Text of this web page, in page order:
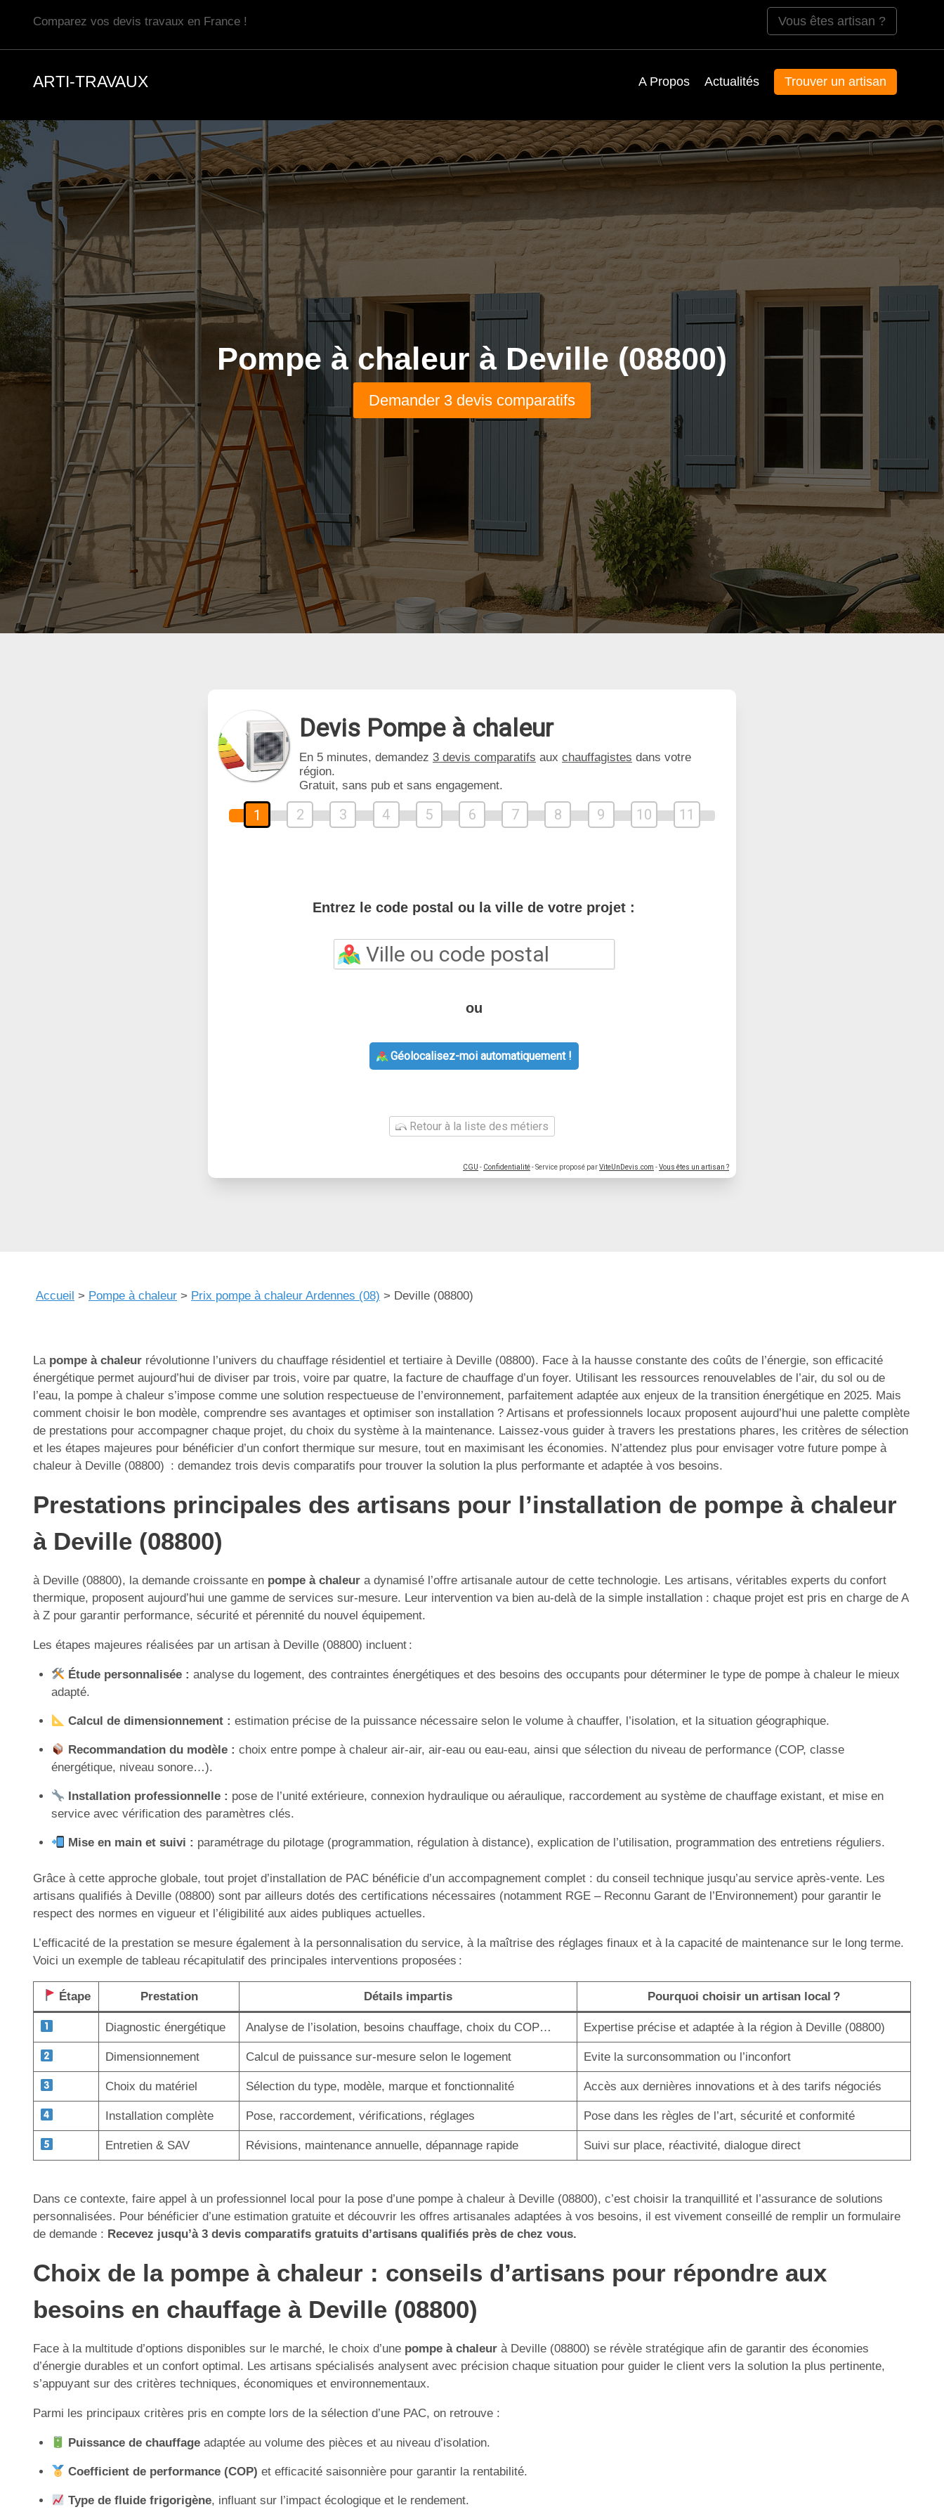
Comparez vos devis travaux en France ! Vous êtes artisan ?
ARTI-TRAVAUX A Propos Actualités Trouver un artisan
Pompe à chaleur à Deville (08800)
Demander 3 devis comparatifs
Devis Pompe à chaleur
En 5 minutes, demandez 3 devis comparatifs aux chauffagistes dans votre
région.
Gratuit, sans pub et sans engagement.
1 2 3 4 5 6 7 8 9 10 11
Entrez le code postal ou la ville de votre projet :
ou
Géolocalisez-moi automatiquement !
Retour à la liste des métiers
CGU - Confidentialité- Service proposé parViteUnDevis.com -Vous êtes un artisan ?
Accueil > Pompe à chaleur > Prix pompe à chaleur Ardennes (08) > Deville (08800)
La pompe à chaleur révolutionne l’univers du chauffage résidentiel et tertiaire à Deville (08800). Face à la hausse constante des coûts de l’énergie, son efficacité
énergétique permet aujourd’hui de diviser par trois, voire par quatre, la facture de chauffage d’un foyer. Utilisant les ressources renouvelables de l’air, du sol ou de
l’eau, la pompe à chaleur s’impose comme une solution respectueuse de l’environnement, parfaitement adaptée aux enjeux de la transition énergétique en 2025. Mais
comment choisir le bon modèle, comprendre ses avantages et optimiser son installation ? Artisans et professionnels locaux proposent aujourd’hui une palette complète
de prestations pour accompagner chaque projet, du choix du système à la maintenance. Laissez-vous guider à travers les prestations phares, les critères de sélection
et les étapes majeures pour bénéficier d’un confort thermique sur mesure, tout en maximisant les économies. N’attendez plus pour envisager votre future pompe à
chaleur à Deville (08800) : demandez trois devis comparatifs pour trouver la solution la plus performante et adaptée à vos besoins.
Prestations principales des artisans pour l’installation de pompe à chaleur
à Deville (08800)
à Deville (08800), la demande croissante en pompe à chaleur a dynamisé l’offre artisanale autour de cette technologie. Les artisans, véritables experts du confort
thermique, proposent aujourd’hui une gamme de services sur-mesure. Leur intervention va bien au-delà de la simple installation : chaque projet est pris en charge de A
à Z pour garantir performance, sécurité et pérennité du nouvel équipement.
Les étapes majeures réalisées par un artisan à Deville (08800) incluent :
Étude personnalisée : analyse du logement, des contraintes énergétiques et des besoins des occupants pour déterminer le type de pompe à chaleur le mieux
adapté.
Calcul de dimensionnement : estimation précise de la puissance nécessaire selon le volume à chauffer, l’isolation, et la situation géographique.
Recommandation du modèle : choix entre pompe à chaleur air-air, air-eau ou eau-eau, ainsi que sélection du niveau de performance (COP, classe
énergétique, niveau sonore…).
Installation professionnelle : pose de l’unité extérieure, connexion hydraulique ou aéraulique, raccordement au système de chauffage existant, et mise en
service avec vérification des paramètres clés.
Mise en main et suivi : paramétrage du pilotage (programmation, régulation à distance), explication de l’utilisation, programmation des entretiens réguliers.
Grâce à cette approche globale, tout projet d’installation de PAC bénéficie d’un accompagnement complet : du conseil technique jusqu’au service après-vente. Les
artisans qualifiés à Deville (08800) sont par ailleurs dotés des certifications nécessaires (notamment RGE – Reconnu Garant de l’Environnement) pour garantir le
respect des normes en vigueur et l’éligibilité aux aides publiques actuelles.
L’efficacité de la prestation se mesure également à la personnalisation du service, à la maîtrise des réglages finaux et à la capacité de maintenance sur le long terme.
Voici un exemple de tableau récapitulatif des principales interventions proposées :
Étape Prestation Détails impartis Pourquoi choisir un artisan local ?
Diagnostic énergétique Analyse de l’isolation, besoins chauffage, choix du COP… Expertise précise et adaptée à la région à Deville (08800)
Dimensionnement Calcul de puissance sur-mesure selon le logement Evite la surconsommation ou l’inconfort
Choix du matériel Sélection du type, modèle, marque et fonctionnalité Accès aux dernières innovations et à des tarifs négociés
Installation complète Pose, raccordement, vérifications, réglages Pose dans les règles de l’art, sécurité et conformité
Entretien & SAV Révisions, maintenance annuelle, dépannage rapide Suivi sur place, réactivité, dialogue direct
Dans ce contexte, faire appel à un professionnel local pour la pose d’une pompe à chaleur à Deville (08800), c’est choisir la tranquillité et l’assurance de solutions
personnalisées. Pour bénéficier d’une estimation gratuite et découvrir les offres artisanales adaptées à vos besoins, il est vivement conseillé de remplir un formulaire
de demande : Recevez jusqu’à 3 devis comparatifs gratuits d’artisans qualifiés près de chez vous.
Choix de la pompe à chaleur : conseils d’artisans pour répondre aux
besoins en chauffage à Deville (08800)
Face à la multitude d’options disponibles sur le marché, le choix d’une pompe à chaleur à Deville (08800) se révèle stratégique afin de garantir des économies
d’énergie durables et un confort optimal. Les artisans spécialisés analysent avec précision chaque situation pour guider le client vers la solution la plus pertinente,
s’appuyant sur des critères techniques, économiques et environnementaux.
Parmi les principaux critères pris en compte lors de la sélection d’une PAC, on retrouve :
Puissance de chauffageadaptée au volume des pièces et au niveau d’isolation.
Coefficient de performance (COP) et efficacité saisonnière pour garantir la rentabilité.
Type de fluide frigorigène, influant sur l’impact écologique et le rendement.